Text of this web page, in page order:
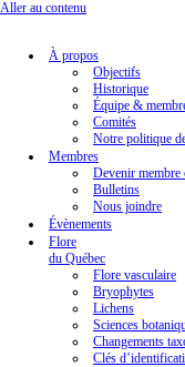
Aller au contenu
À propos
Objectifs
Historique
Équipe &
Comités
Notre politique
Membres
Devenir membre
Bulletins
Nous joindre
Évènements
Flore
du Québec
Flore vasculaire
Bryophytes
Lichens
Sciences
Changements
Clés